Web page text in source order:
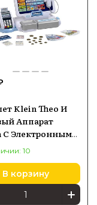
Klein Theo И
Аппарат
С Электронными
10
В корзину